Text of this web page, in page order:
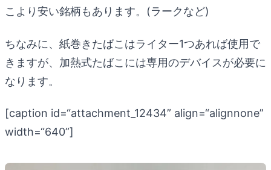
こより安い銘柄もあります。(ラークなど)
ちなみに、紙巻きたばこはライター1つあれば使用で
きますが、加熱式たばこには専用のデバイスが必要に
なります。
[caption id=“attachment_12434” align=“alignnone”
width=“640”]